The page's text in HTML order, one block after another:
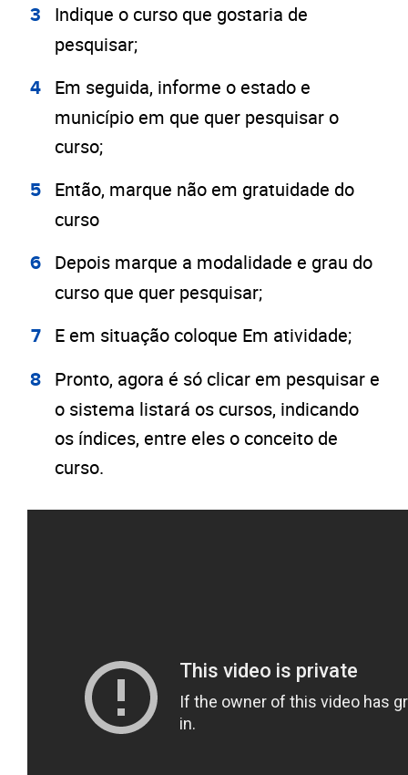
Indique o curso que gostaria de
pesquisar;
Em seguida, informe o estado e
município em que quer pesquisar o
curso;
Então, marque não em gratuidade do
curso
Depois marque a modalidade e grau do
curso que quer pesquisar;
E em situação coloque Em atividade;
Pronto, agora é só clicar em pesquisar e
o sistema listará os cursos, indicando
os índices, entre eles o conceito de
curso.